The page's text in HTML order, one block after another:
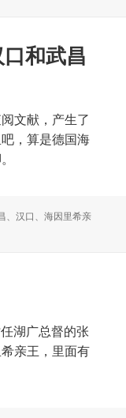
和武昌
文献，产生了
，算是德国海
、汉口、海因里希亲
湖广总督的张
亲王，里面有